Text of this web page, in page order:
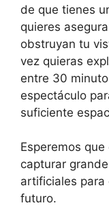
de que tienes
quieres
obstruyan tu
vez quieras
entre 30
espectáculo
suficiente
Esperemos
capturar
artificiales para
futuro.